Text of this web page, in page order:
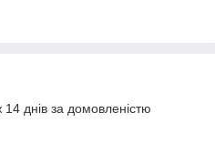
днів за домовленістю